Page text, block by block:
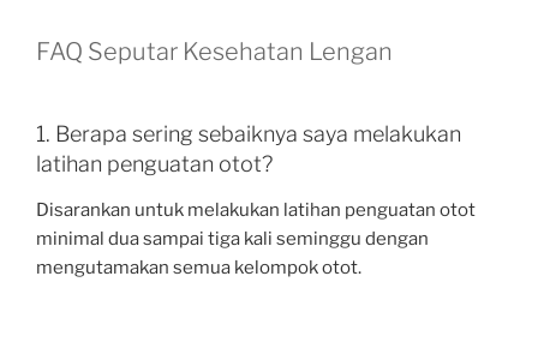
FAQ Seputar Kesehatan Lengan
1. Berapa sering sebaiknya saya melakukan
latihan penguatan otot?
Disarankan untuk melakukan latihan penguatan otot
minimal dua sampai tiga kali seminggu dengan
mengutamakan semua kelompok otot.